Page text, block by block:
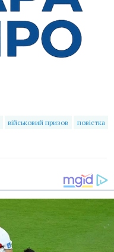
військовий призов повістка